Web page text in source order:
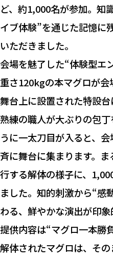
ど、約1,000名が参加。知
イブ体験”を通じた記憶に
いただきました。
会場を魅了した“体験型エ
重さ120kgの本マグロが会
舞台上に設置された特設台
熟練の職人が大ぶりの包
うに一太刀目が入ると、
斉に舞台に集まります。
行する解体の様子に、
ました。知的刺激から“感
わる、鮮やかな演出が印象
提供内容は“マグロ一本勝
解体されたマグロは、そ